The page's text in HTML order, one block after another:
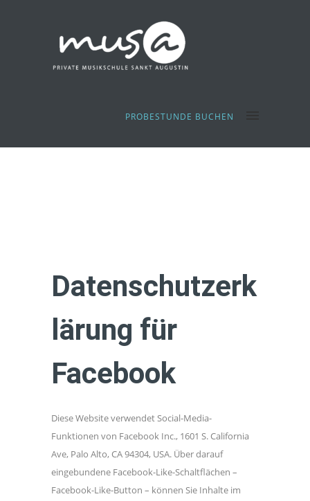
PROBESTUNDE BUCHEN
Datenschutzerk
lärung für
Facebook
Diese Website verwendet Social-Media-
Funktionen von Facebook Inc., 1601 S. California
Ave, Palo Alto, CA 94304, USA. Über darauf
eingebundene Facebook-Like-Schaltflächen –
Facebook-Like-Button – können Sie Inhalte im